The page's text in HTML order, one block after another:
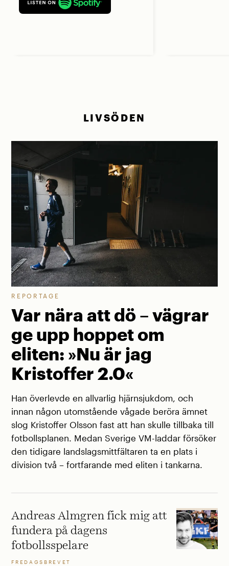
LIVSÖDEN
REPORTAGE
Var nära att dö – vägrar
ge upp hoppet om
eliten: »Nu är jag
Kristoffer 2.0«
Han överlevde en allvarlig hjärnsjukdom, och
innan någon utomstående vågade beröra ämnet
slog Kristoffer Olsson fast att han skulle tillbaka till
fotbollsplanen. Medan Sverige VM-laddar försöker
den tidigare landslagsmittfältaren ta en plats i
division två – fortfarande med eliten i tankarna.
Andreas Almgren fick mig att
fundera på dagens
fotbollsspelare
FREDAGSBREVET